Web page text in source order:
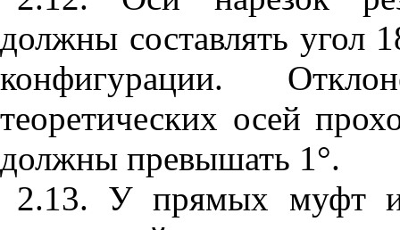
должны составлять угол
конфигурации.
теоретических осей
должны превышать 1°.
2.13. У прямых муфт и